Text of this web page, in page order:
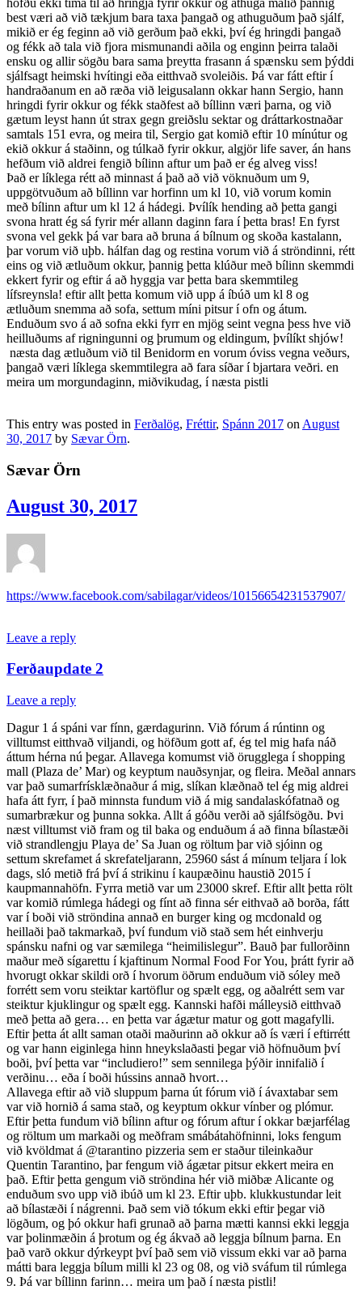
höfðu ekki tíma til að hringja fyrir okkur og athuga málið þannig
best væri að við tækjum bara taxa þangað og athuguðum það sjálf,
mikið er ég feginn að við gerðum það ekki, því ég hringdi þangað
og fékk að tala við fjora mismunandi aðila og enginn þeirra talaði
ensku og allir sögðu bara sama þreytta frasann á spænsku sem þýddi
sjálfsagt heimski hvítingi eða eitthvað svoleiðis. Þá var fátt eftir í
handraðanum en að ræða við leigusalann okkar hann Sergio, hann
hringdi fyrir okkur og fékk staðfest að bíllinn væri þarna, og við
gætum leyst hann út strax gegn greiðslu sektar og dráttarkostnaðar
samtals 151 evra, og meira til, Sergio gat komið eftir 10 mínútur og
ekið okkur á staðinn, og túlkað fyrir okkur, algjör life saver, án hans
hefðum við aldrei fengið bílinn aftur um það er ég alveg viss!
Það er líklega rétt að minnast á það að við vöknuðum um 9,
uppgötvuðum að bíllinn var horfinn um kl 10, við vorum komin
með bílinn aftur um kl 12 á hádegi. Þvílík hending að þetta gangi
svona hratt ég sá fyrir mér allann daginn fara í þetta bras! En fyrst
svona vel gekk þá var bara að bruna á bílnum og skoða kastalann,
þar vorum við uþb. hálfan dag og restina vorum við á ströndinni, rétt
eins og við ætluðum okkur, þannig þetta klúður með bílinn skemmdi
ekkert fyrir og eftir á að hyggja var þetta bara skemmtileg
lífsreynsla! eftir allt þetta komum við upp á íbúð um kl 8 og
ætluðum snemma að sofa, settum míni pitsur í ofn og átum.
Enduðum svo á að sofna ekki fyrr en mjög seint vegna þess hve við
heilluðums af rigningunni og þrumum og eldingum, þvílíkt shjów!
næsta dag ætluðum við til Benidorm en vorum óviss vegna veðurs,
þangað væri líklega skemmtilegra að fara síðar í bjartara veðri. en
meira um morgundaginn, miðvikudag, í næsta pistli
This entry was posted in Ferðalög, Fréttir, Spánn 2017 on August
30, 2017 by Sævar Örn.
Sævar Örn
August 30, 2017
https://www.facebook.com/sabilagar/videos/10156654231537907/
Leave a reply
Ferðaupdate 2
Leave a reply
Dagur 1 á spáni var fínn, gærdagurinn. Við fórum á rúntinn og
villtumst eitthvað viljandi, og höfðum gott af, ég tel mig hafa náð
áttum hérna nú þegar. Allavega komumst við örugglega í shopping
mall (Plaza de’ Mar) og keyptum nauðsynjar, og fleira. Meðal annars
var það sumarfrísklæðnaður á mig, slíkan klæðnað tel ég mig aldrei
hafa átt fyrr, í það minnsta fundum við á mig sandalaskófatnað og
sumarbrækur og þunna sokka. Allt á góðu verði að sjálfsögðu. Þvi
næst villtumst við fram og til baka og enduðum á að finna bílastæði
við strandlengju Playa de’ Sa Juan og röltum þar við sjóinn og
settum skrefamet á skrefateljarann, 25960 sást á mínum teljara í lok
dags, sló metið frá því á strikinu í kaupæðinu haustið 2015 í
kaupmannahöfn. Fyrra metið var um 23000 skref. Eftir allt þetta rölt
var komið rúmlega hádegi og fínt að finna sér eithvað að borða, fátt
var í boði við ströndina annað en burger king og mcdonald og
heillaði það takmarkað, því fundum við stað sem hét einhverju
spánsku nafni og var sæmilega “heimilislegur”. Bauð þar fullorðinn
maður með sígarettu í kjaftinum Normal Food For You, þrátt fyrir að
hvorugt okkar skildi orð í hvorum öðrum enduðum við sóley með
forrétt sem voru steiktar kartöflur og spælt egg, og aðalrétt sem var
steiktur kjuklingur og spælt egg. Kannski hafði málleysið eitthvað
með þetta að gera… en þetta var ágætur matur og gott magafylli.
Eftir þetta át allt saman otaði maðurinn að okkur að ís væri í eftirrétt
og var hann eiginlega hinn hneykslaðasti þegar við höfnuðum því
boði, því þetta var “includiero!” sem sennilega þýðir innifalið í
verðinu… eða í boði hússins annað hvort…
Allavega eftir að við sluppum þarna út fórum við í ávaxtabar sem
var við hornið á sama stað, og keyptum okkur vínber og plómur.
Eftir þetta fundum við bílinn aftur og fórum aftur í okkar bæjarfélag
og röltum um markaði og meðfram smábátahöfninni, loks fengum
við kvöldmat á @tarantino pizzeria sem er staður tileinkaður
Quentin Tarantino, þar fengum við ágætar pitsur ekkert meira en
það. Eftir þetta gengum við ströndina hér við miðbæ Alicante og
enduðum svo upp við ibúð um kl 23. Eftir uþb. klukkustundar leit
að bílastæði í nágrenni. Það sem við tókum ekki eftir þegar við
lögðum, og þó okkur hafi grunað að þarna mætti kannsi ekki leggja
var þolinmæðin á þrotum og ég ákvað að leggja bílnum þarna. En
það varð okkur dýrkeypt því það sem við vissum ekki var að þarna
mátti bara leggja bílum milli kl 23 og 08, og við sváfum til rúmlega
9. Þá var bíllinn farinn… meira um það í næsta pistli!